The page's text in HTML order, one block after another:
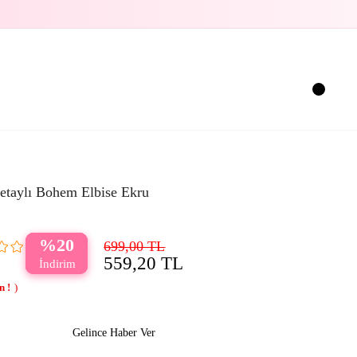
Bohem Elbise Ekru
20 699,00 TL
559,20 TL
Gelince Haber Ver